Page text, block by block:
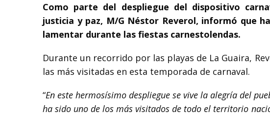
Como parte del despliegue del dispositivo
justicia y paz, M/G Néstor Reverol, informó que
lamentar durante las fiestas carnestolendas.
Durante un recorrido por las playas de La Guaira,
las más visitadas en esta temporada de carnaval.
“En este hermosísimo despliegue se vive la alegría del
ha sido uno de los más visitados de todo el territorio